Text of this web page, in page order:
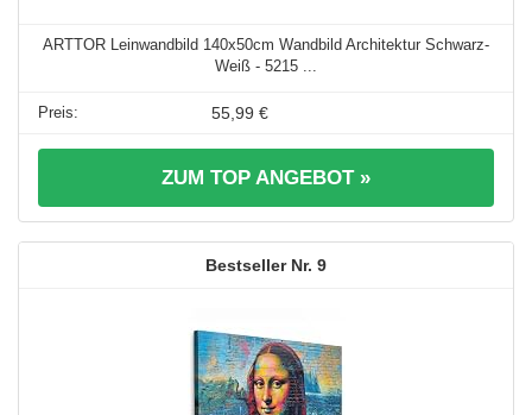
ARTTOR Leinwandbild 140x50cm Wandbild Architektur Schwarz-
Weiß - 5215 ...
55,99 €
ZUM TOP ANGEBOT »
9